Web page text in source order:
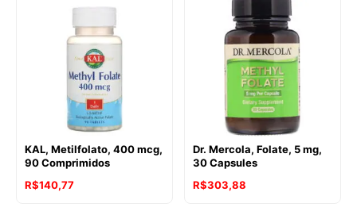
KAL, Metilfolato, 400 mcg,
90 Comprimidos
R$140,77
Dr. Mercola, Folate, 5 mg,
30 Capsules
R$303,88